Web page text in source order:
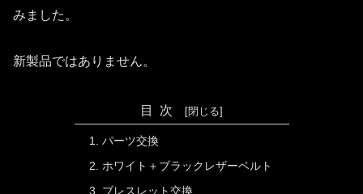
みました。
新製品ではありません。
目次
パーツ交換
ホワイト＋ブラックレザーベルト
ブレスレット交換